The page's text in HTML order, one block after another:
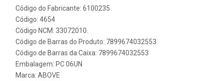
Código do Fabricante: 6100235
Código: 4654
Código NCM: 33072010.
Código de Barras do Produto: 7899674032553
Código de Barras da Caixa: 7899674032553
Embalagem: PC 06UN
Marca: ABOVE